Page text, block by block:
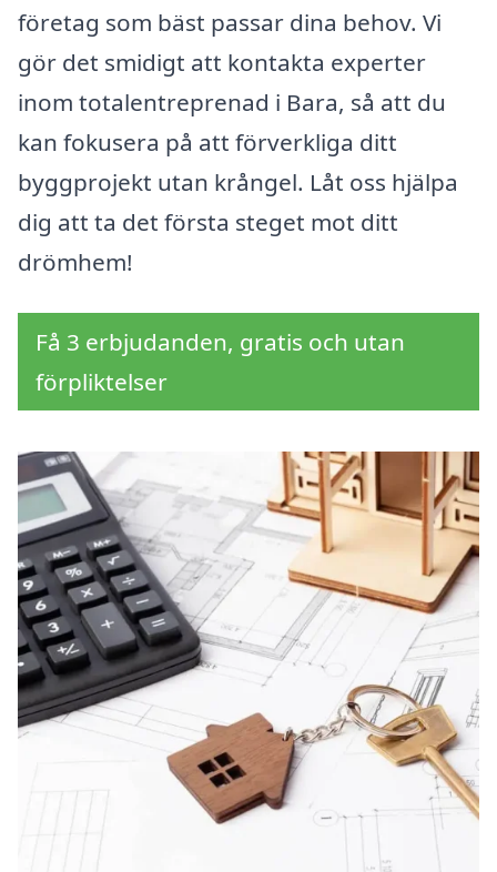
företag som bäst passar dina behov. Vi
gör det smidigt att kontakta experter
inom totalentreprenad i Bara, så att du
kan fokusera på att förverkliga ditt
byggprojekt utan krångel. Låt oss hjälpa
dig att ta det första steget mot ditt
drömhem!
Få 3 erbjudanden, gratis och utan
förpliktelser